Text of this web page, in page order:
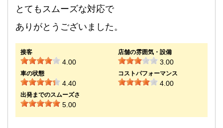
とてもスムーズな対応で
ありがとうございました。
接客
4.00
店舗の雰囲気・設備
3.00
車の状態
4.40
コストパフォーマンス
4.00
出発までのスムーズさ
5.00